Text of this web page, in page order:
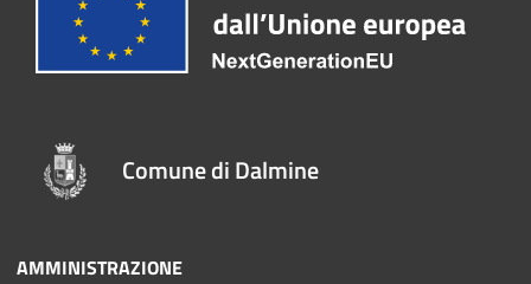
Comune di Dalmine
AMMINISTRAZIONE